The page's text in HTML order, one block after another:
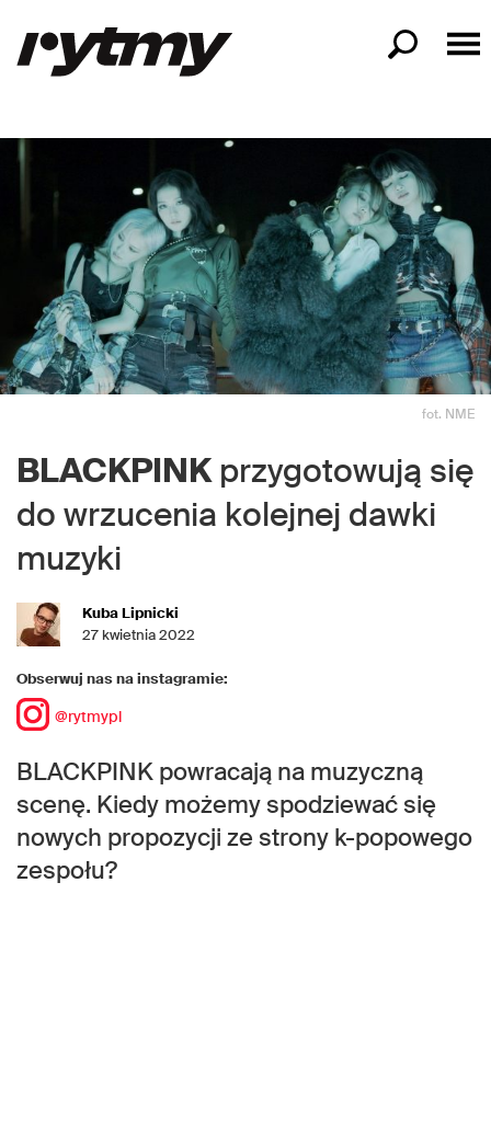
fot. NME
BLACKPINKprzygotowują się
do wrzucenia kolejnej dawki
muzyki
Kuba Lipnicki
27 kwietnia 2022
Obserwuj nas na instagramie:
@rytmypl
BLACKPINK powracają na muzyczną
scenę. Kiedy możemy spodziewać się
nowych propozycji ze strony k-popowego
zespołu?